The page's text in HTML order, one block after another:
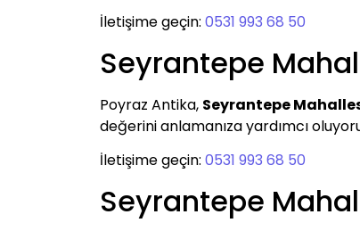
İletişime geçin: 0531 993 68 50
Seyrantepe
Poyraz Antika, Seyrantepe
değerini anlamanıza yardımcı
İletişime geçin: 0531 993 68 50
Seyrantepe